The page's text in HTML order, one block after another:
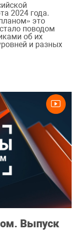
2024 года.
это
поводом
об их
и разных
Выпуск